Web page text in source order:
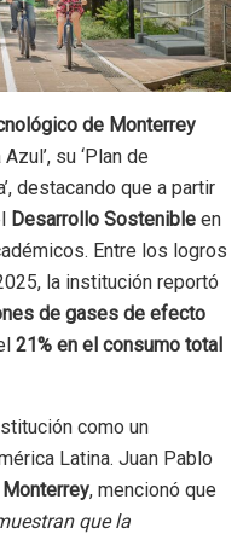
de Monterrey
su ‘Plan de
destacando que a partir
Desarrollo Sostenible en
Entre los logros
la institución reportó
de gases de efecto
21% en el consumo total
como un
Latina. Juan Pablo
, mencionó que
que la